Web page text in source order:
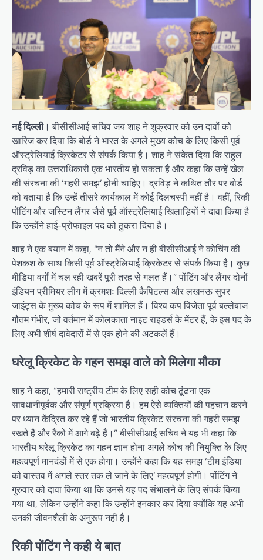
नई दिल्ली। बीसीसीआई सचिव जय शाह ने शुक्रवार को उन दावों को
खारिज कर दिया कि बोर्ड ने भारत के अगले मुख्य कोच के लिए किसी पूर्व
ऑस्ट्रेलियाई क्रिकेटर से संपर्क किया है। शाह ने संकेत दिया कि राहुल
द्रविड़ का उत्तराधिकारी एक भारतीय हो सकता है और कहा कि उन्हें खेल
की संरचना की ‘गहरी समझ’ होनी चाहिए। द्रविड़ ने कथित तौर पर बोर्ड
को बताया है कि उन्हें तीसरे कार्यकाल में कोई दिलचस्पी नहीं है। वहीं, रिकी
पोंटिंग और जस्टिन लैंगर जैसे पूर्व ऑस्ट्रेलियाई खिलाड़ियों ने दावा किया है
कि उन्होंने हाई-प्रोफाइल पद को ठुकरा दिया है।
शाह ने एक बयान में कहा, “न तो मैंने और न ही बीसीसीआई ने कोचिंग की
पेशकश के साथ किसी पूर्व ऑस्ट्रेलियाई क्रिकेटर से संपर्क किया है। कुछ
मीडिया वर्गों में चल रही खबरें पूरी तरह से गलत हैं।” पोंटिंग और लैंगर दोनों
इंडियन प्रीमियर लीग में क्रमशः दिल्ली कैपिटल्स और लखनऊ सुपर
जाइंट्स के मुख्य कोच के रूप में शामिल हैं। विश्व कप विजेता पूर्व बल्लेबाज
गौतम गंभीर, जो वर्तमान में कोलकाता नाइट राइडर्स के मेंटर हैं, के इस पद के
लिए अभी शीर्ष दावेदारों में से एक होने की अटकलें हैं।
घरेलू क्रिकेट के गहन समझ वाले को मिलेगा मौका
शाह ने कहा, “हमारी राष्ट्रीय टीम के लिए सही कोच ढूंढना एक
सावधानीपूर्वक और संपूर्ण प्रक्रिया है। हम ऐसे व्यक्तियों की पहचान करने
पर ध्यान केंद्रित कर रहे हैं जो भारतीय क्रिकेट संरचना की गहरी समझ
रखते हैं और रैंकों में आगे बढ़े हैं।” बीसीसीआई सचिव ने यह भी कहा कि
भारतीय घरेलू क्रिकेट का गहन ज्ञान होना अगले कोच की नियुक्ति के लिए
महत्वपूर्ण मानदंडों में से एक होगा। उन्होंने कहा कि यह समझ ‘टीम इंडिया
को वास्तव में अगले स्तर तक ले जाने के लिए’ महत्वपूर्ण होगी। पोंटिंग ने
गुरुवार को दावा किया था कि उनसे यह पद संभालने के लिए संपर्क किया
गया था, लेकिन उन्होंने कहा कि उन्होंने इनकार कर दिया क्योंकि यह अभी
उनकी जीवनशैली के अनुरूप नहीं है।
रिकी पोंटिंग ने कही ये बात